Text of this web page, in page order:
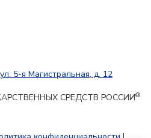
5-я Магистральная, д. 12
СРЕДСТВ РОССИИ®